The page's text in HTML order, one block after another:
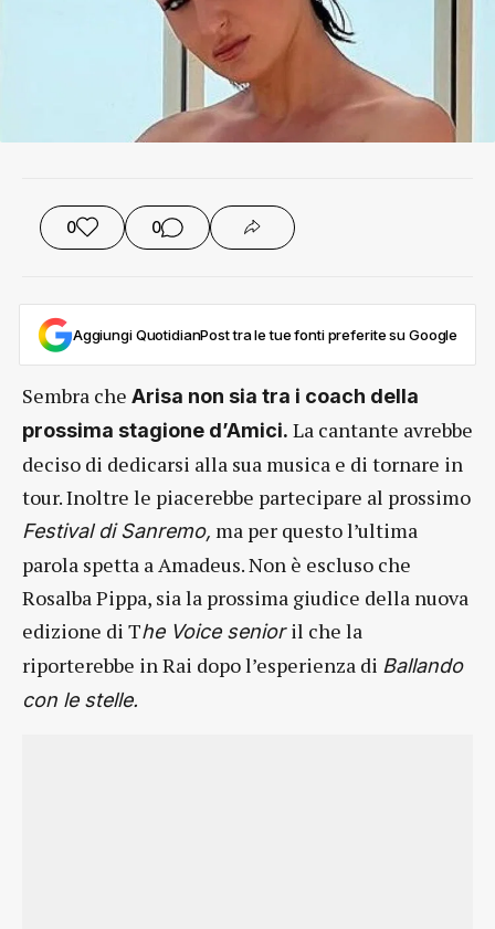
0 0
Aggiungi QuotidianPost tra le tue fonti preferite su Google
Sembra che Arisa non sia tra i coach della
prossima stagione d’Amici. La cantante avrebbe
deciso di dedicarsi alla sua musica e di tornare in
tour. Inoltre le piacerebbe partecipare al prossimo
Festival di Sanremo, ma per questo l’ultima
parola spetta a Amadeus. Non è escluso che
Rosalba Pippa, sia la prossima giudice della nuova
edizione di The Voice senioril che la
riporterebbe in Rai dopo l’esperienza di Ballando
con le stelle.